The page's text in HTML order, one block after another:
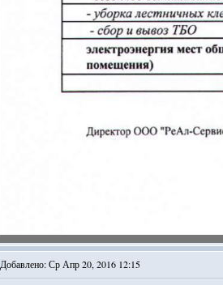
Добавлено: Ср Апр 20, 2016 12:15